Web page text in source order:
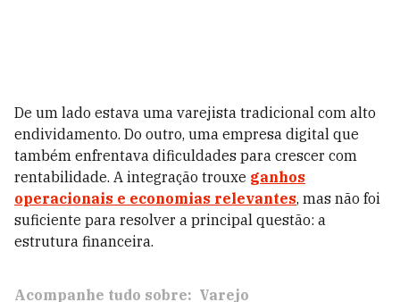
De um lado estava uma varejista tradicional com alto
endividamento. Do outro, uma empresa digital que
também enfrentava dificuldades para crescer com
rentabilidade. A integração trouxe ganhos
operacionais e economias relevantes, mas não foi
suficiente para resolver a principal questão: a
estrutura financeira.
Acompanhe tudo sobre: Varejo